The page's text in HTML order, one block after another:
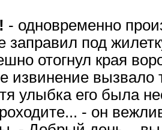
- одновременно
заправил под
отогнул края
извинение вызвало
улыбка его была
- он